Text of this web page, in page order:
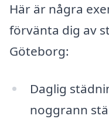
Här är några
förvänta dig av
Göteborg:
Daglig
noggrann